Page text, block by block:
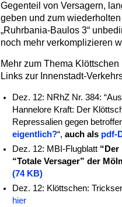
Gegenteil von Versagern,
geben und zum
„Ruhrbania-Baulos 3“
noch mehr verkomplizieren
Mehr zum Thema
Links zur Innenstadt-
Dez. 12: NRhZ Nr. 384:
Hannelore Kraft: Der
Repressalien gegen
eigentlich?“, auch als pdf-
Dez. 12: MBI-Flugblatt
“Totale Versager” der
(74 KB)
Dez. 12: Klöttschen:
hier